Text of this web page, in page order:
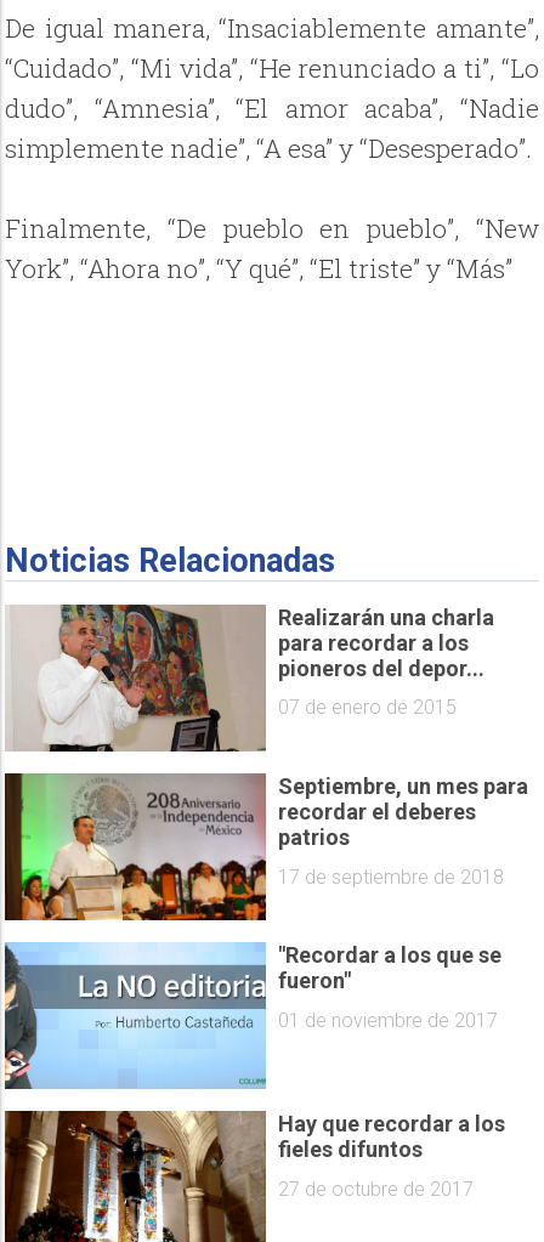
De igual manera, “Insaciablemente amante”,
“Cuidado”, “Mi vida”, “He renunciado a ti”, “Lo
dudo”, “Amnesia”, “El amor acaba”, “Nadie
simplemente nadie”, “A esa” y “Desesperado”.
Finalmente, “De pueblo en pueblo”, “New
York”, “Ahora no”, “Y qué”, “El triste” y “Más”
Noticias Relacionadas
Realizarán una charla
para recordar a los
pioneros del depor...
07 de enero de 2015
Septiembre, un mes para
recordar el deberes
patrios
17 de septiembre de 2018
"Recordar a los que se
fueron"
01 de noviembre de 2017
Hay que recordar a los
fieles difuntos
27 de octubre de 2017